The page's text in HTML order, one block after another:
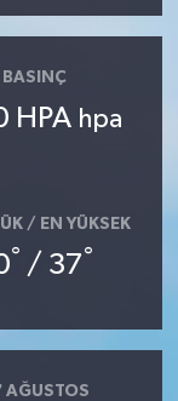
BASINÇ
HPA hpa
/ EN YÜKSEK
° / 37°
AĞUSTOS